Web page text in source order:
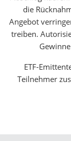
die
Angebot
treiben.
ETF-
Teilnehmer